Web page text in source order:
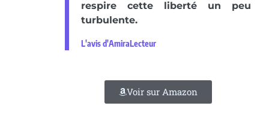
respire cette liberté un peu
turbulente.
L'avis d'AmiraLecteur
Voir sur Amazon